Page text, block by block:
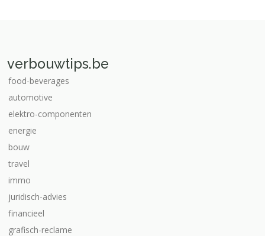
verbouwtips.be
food-beverages
automotive
elektro-componenten
energie
bouw
travel
immo
juridisch-advies
financieel
grafisch-reclame